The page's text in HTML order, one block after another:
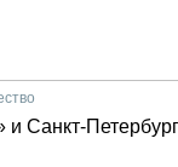
и Санкт-